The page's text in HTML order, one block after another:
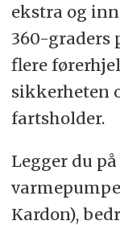
ekstra og
360-graders
flere
sikkerheten
fartsholder.
Legger du
Kardon),